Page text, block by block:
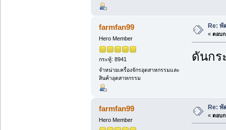
farmfan99
Hero Member
กระทู้: 8941
จำหน่ายเครื่องจักรอุตสาหกรรมและ
สินค้าอุตสาหกรรม
Re:
« ตอบก
ดันก
farmfan99
Hero Member
Re:
« ตอบก